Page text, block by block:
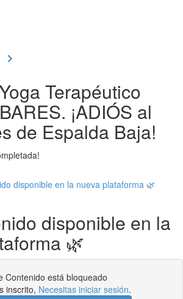
Terapéutico
¡ADIÓS al
de Espalda Baja!
disponible en la nueva plataforma 🌿
disponible en la
🌿
Contenido está bloqueado
inscrito, Necesitas iniciar sesión.